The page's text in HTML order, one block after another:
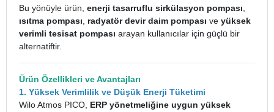
Bu yönüyle ürün, enerji tasarruflu sirkülasyon pompası
ısıtma pompası
radyatör devir daim pompası ve yüksek
verimli tesisat pompası arayan kullanıcılar için güçlü bir
alternatiftir.
Ürün Özellikleri ve Avantajları
1. Yüksek Verimlilik ve Düşük Enerji Tüketimi
Wilo Atmos PICO, ERP yönetmeliğine uygun yüksek